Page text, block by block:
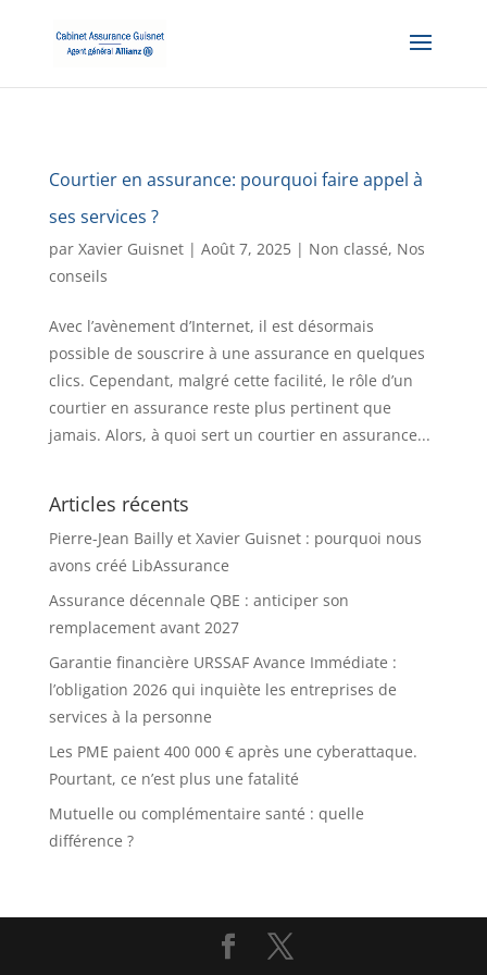
Courtier en assurance: pourquoi faire appel à
ses services ?
par Xavier Guisnet| Août 7, 2025| Non classé, Nos
conseils
Avec l’avènement d’Internet, il est désormais
possible de souscrire à une assurance en quelques
clics. Cependant, malgré cette facilité, le rôle d’un
courtier en assurance reste plus pertinent que
jamais. Alors, à quoi sert un courtier en assurance...
Articles récents
Pierre-Jean Bailly et Xavier Guisnet : pourquoi nous
avons créé LibAssurance
Assurance décennale QBE : anticiper son
remplacement avant 2027
Garantie financière URSSAF Avance Immédiate :
l’obligation 2026 qui inquiète les entreprises de
services à la personne
Les PME paient 400 000 € après une cyberattaque.
Pourtant, ce n’est plus une fatalité
Mutuelle ou complémentaire santé : quelle
différence ?